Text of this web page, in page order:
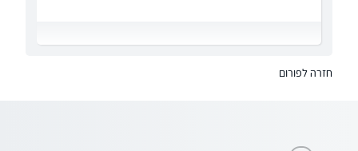
חזרה לפורום